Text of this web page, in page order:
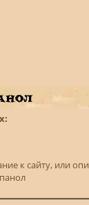
к сайту, или